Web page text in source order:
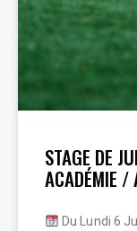
STAGE DE
ACADÉMIE /
Du Lundi 6